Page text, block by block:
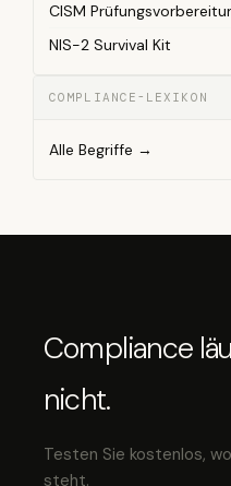
CISM
NIS-2 Survival Kit
COMPLIANCE-LEXIKON
Alle Begriffe →
Compliance
nicht.
Testen Sie kostenlos,
steht.